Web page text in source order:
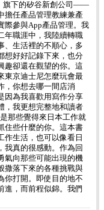
旗下的矽谷新創公司——
擔任產品管理教練兼產
際參與App產品管理。我
年職涯中，我陸續轉職
、生活裡的不順心，多
想好好記錄下來，也分
趣卻還在觀望的你。這
東京迪士尼怎麼玩會最
，你想去哪一間店消
因為我喜歡用寫作分享
，我更想完整地和讀者
那些覺得來日本工作就
住些什麼的你。這本書
作生活，也可以像看日
我真的很感動。作為回
氣向那些可能出現的機
撒落下來的各種挑戰與
你打開。即使目的地不
進，而前程似錦。我們